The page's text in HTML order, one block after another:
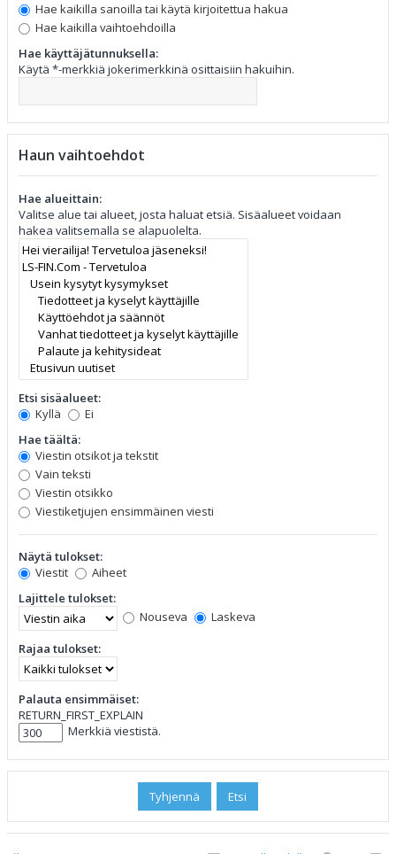
Hae kaikilla sanoilla tai käytä kirjoitettua hakua
Hae kaikilla vaihtoehdoilla
Hae käyttäjätunnuksella:
Käytä *-merkkiä jokerimerkkinä osittaisiin hakuihin.
Haun vaihtoehdot
Hae alueittain:
Valitse alue tai alueet, josta haluat etsiä. Sisäalueet voidaan
hakea valitsemalla se alapuolelta.
Etsi sisäalueet:
Kyllä
Ei
Hae täältä:
Viestin otsikot ja tekstit
Vain teksti
Viestin otsikko
Viestiketjujen ensimmäinen viesti
Näytä tulokset:
Viestit
Aiheet
Lajittele tulokset:
Nouseva
Laskeva
Rajaa tulokset:
Palauta ensimmäiset:
RETURN_FIRST_EXPLAIN
Merkkiä viestistä.